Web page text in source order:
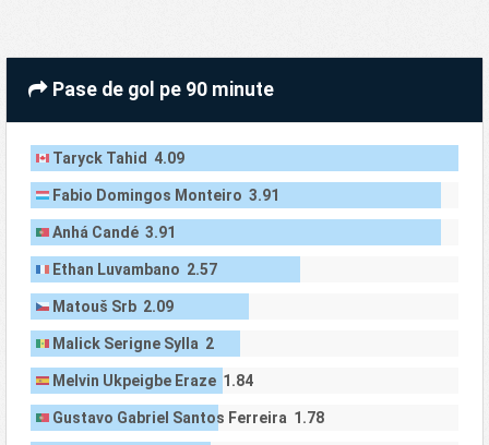
Pase de gol pe 90 minute
Taryck Tahid 4.09
Fabio Domingos Monteiro 3.91
Anhá Candé 3.91
Ethan Luvambano 2.57
Matouš Srb 2.09
Malick Serigne Sylla 2
Melvin Ukpeigbe Eraze 1.84
Gustavo Gabriel Santos Ferreira 1.78